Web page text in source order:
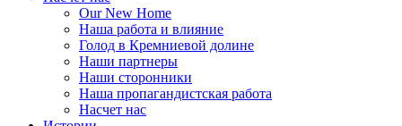
Our New Home
Наша работа и влияние
Голод в Кремниевой долине
Наши партнеры
Наши сторонники
Наша пропагандистская работа
Насчет нас